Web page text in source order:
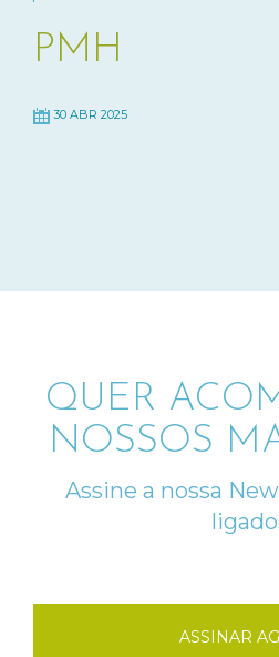
PMH
30 ABR 2025
QUER
NOSSOS
Assine a nossa
ASSINAR